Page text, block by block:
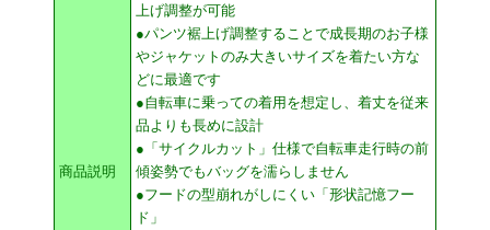
商品説明
上げ調整が可能
●パンツ裾上げ調整することで成長期のお子様
やジャケットのみ大きいサイズを着たい方な
どに最適です
●自転車に乗っての着用を想定し、着丈を従来
品よりも長めに設計
●「サイクルカット」仕様で自転車走行時の前
傾姿勢でもバッグを濡らしません
●フードの型崩れがしにくい「形状記憶フー
ド」